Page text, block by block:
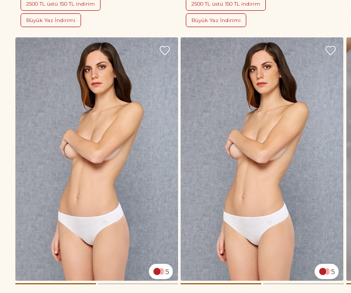
2500 TL üstü 150 TL indirim
Büyük Yaz İndirimi
2500 TL üstü 150 TL indirim
Büyük Yaz İndirimi
5 5